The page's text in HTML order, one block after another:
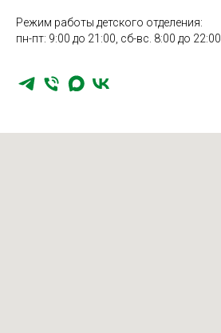
Режим работы детского отделения:
пн-пт: 9:00 до 21:00, сб-вс. 8:00 до 22:00